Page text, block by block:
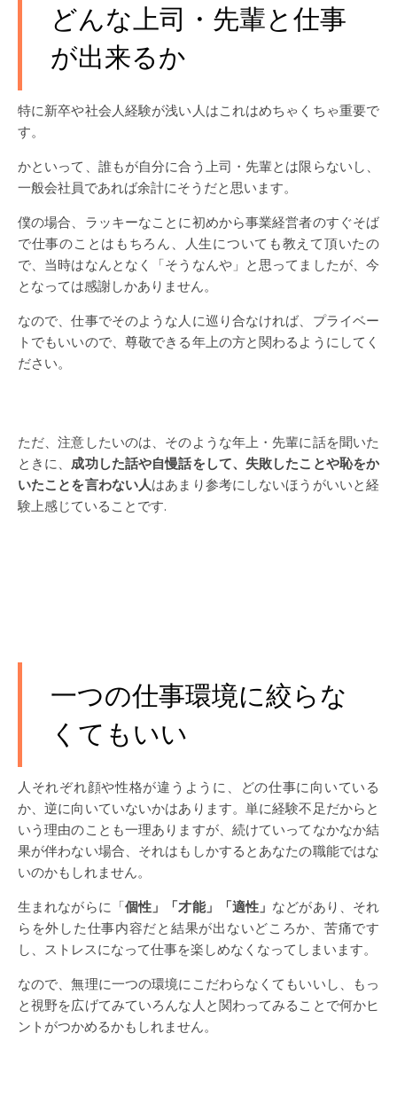
どんな上司・先輩と仕事
が出来るか
特に新卒や社会人経験が浅い人はこれはめちゃくちゃ重要で
す。
かといって、誰もが自分に合う上司・先輩とは限らないし、
一般会社員であれば余計にそうだと思います。
僕の場合、ラッキーなことに初めから事業経営者のすぐそば
で仕事のことはもちろん、人生についても教えて頂いたの
で、当時はなんとなく「そうなんや」と思ってましたが、今
となっては感謝しかありません。
なので、仕事でそのような人に巡り合なければ、プライベー
トでもいいので、尊敬できる年上の方と関わるようにしてく
ださい。
ただ、注意したいのは、そのような年上・先輩に話を聞いた
ときに、 成功した話や自慢話をして、失敗したことや恥をか
いたことを言わない人はあまり参考にしないほうがいいと経
験上感じていることです.
一つの仕事環境に絞らな
くてもいい
人それぞれ顔や性格が違うように、どの仕事に向いている
か、逆に向いていないかはあります。単に経験不足だからと
いう理由のことも一理ありますが、続けていってなかなか結
果が伴わない場合、それはもしかするとあなたの職能ではな
いのかもしれません。
生まれながらに「個性」「才能」「適性」 などがあり、それ
らを外した仕事内容だと結果が出ないどころか、苦痛です
し、ストレスになって仕事を楽しめなくなってしまいます。
なので、無理に一つの環境にこだわらなくてもいいし、もっ
と視野を広げてみていろんな人と関わってみることで何かヒ
ントがつかめるかもしれません。